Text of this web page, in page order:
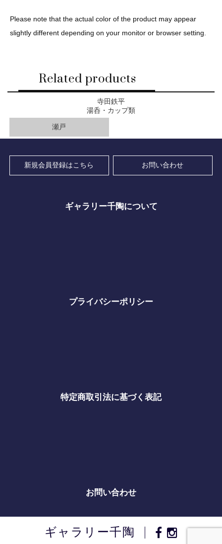
Please note that the actual color of the product may appear
slightly different depending on your monitor or browser setting.
Related products
寺田鉄平
湯呑・カップ類
瀬戸
新規会員登録はこちら お問い合わせ
ギャラリー千陶について
プライバシーポリシー
特定商取引法に基づく表記
お問い合わせ
ギャラリー千陶